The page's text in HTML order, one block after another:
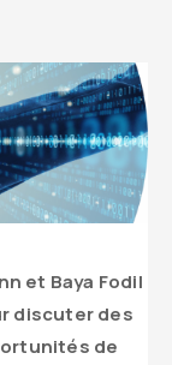
et Baya Fodil
discuter des
de